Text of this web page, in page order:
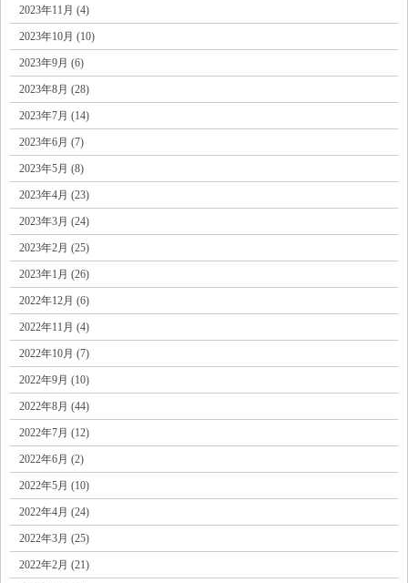
2023年11月 (4)
2023年10月 (10)
2023年9月 (6)
2023年8月 (28)
2023年7月 (14)
2023年6月 (7)
2023年5月 (8)
2023年4月 (23)
2023年3月 (24)
2023年2月 (25)
2023年1月 (26)
2022年12月 (6)
2022年11月 (4)
2022年10月 (7)
2022年9月 (10)
2022年8月 (44)
2022年7月 (12)
2022年6月 (2)
2022年5月 (10)
2022年4月 (24)
2022年3月 (25)
2022年2月 (21)